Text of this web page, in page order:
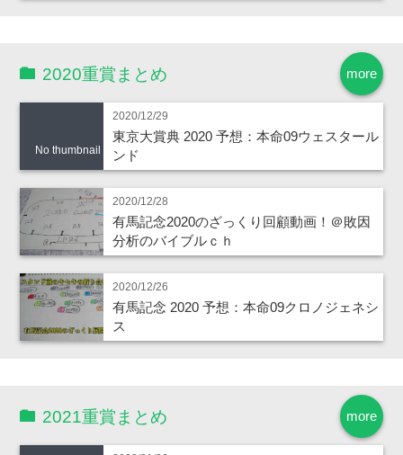
more
2020重賞まとめ
No thumbnail
2020/12/29
東京大賞典 2020 予想：本命09ウェスタール
ンド
2020/12/28
有馬記念2020のざっくり回顧動画！＠敗因
分析のバイブルｃｈ
2020/12/26
有馬記念 2020 予想：本命09クロノジェネシ
ス
more
2021重賞まとめ